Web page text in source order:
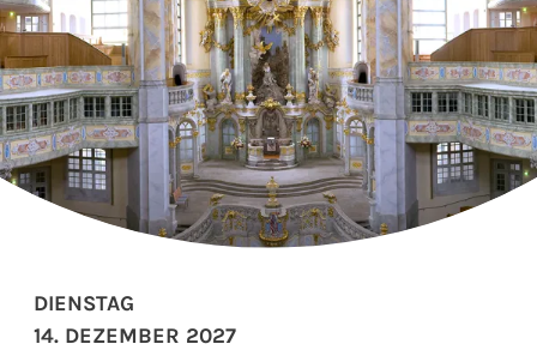
DIENSTAG
14. DEZEMBER 2027